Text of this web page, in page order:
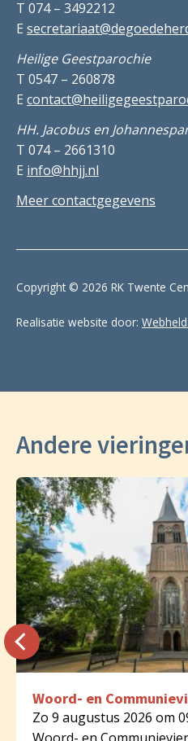
T 074 – 3492212
E
Heilige Geestparochie
T 0547 – 260878
E
HH. Jacobus en
T 074 – 2661310
E info@hhjj.nl
Meer contactgegevens
Copyright © 2026 RK Twente
Realisatie website door:
Andere
Woord- en
Zo 9 augustus 2026 om